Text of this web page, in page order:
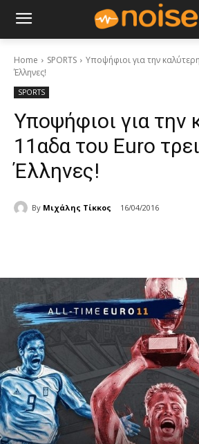
Home SPORTS
Υποψήφιοι για την
Έλληνες!
SPORTS
Υποψήφιοι για την
11αδα του Euro
Έλληνες!
By Μιχάλης Τίκκος 16/04/2016